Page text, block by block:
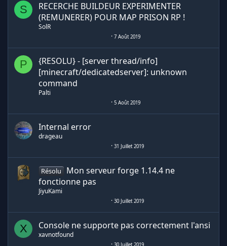
S
RECERCHE BUILDEUR EXPERIMENTER
(REMUNERER) POUR MAP PRISON RP !
SolR
7 Août 2019
P
{RESOLU} - [server thread/info]
[minecraft/dedicatedserver]: unknown
command
Palti
5 Août 2019
Internal error
drageau
31 Juillet 2019
Résolu
Mon serveur forge 1.14.4 ne
fonctionne pas
JiyuKami
30 Juillet 2019
X Console ne supporte pas correctement l'ansi
xavnotfound